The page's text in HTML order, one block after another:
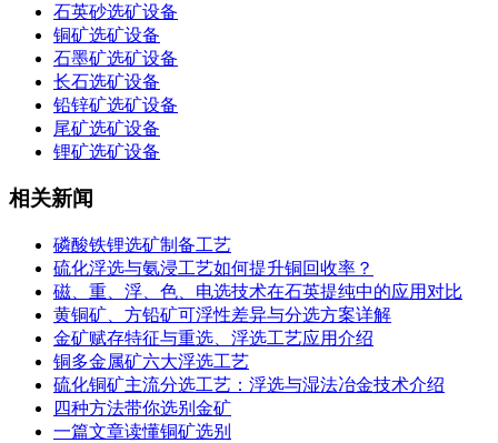
石英砂选矿设备
铜矿选矿设备
石墨矿选矿设备
长石选矿设备
铅锌矿选矿设备
尾矿选矿设备
锂矿选矿设备
相关新闻
磷酸铁锂选矿制备工艺
硫化浮选与氨浸工艺如何提升铜回收率？
磁、重、浮、色、电选技术在石英提纯中的应用对比
黄铜矿、方铅矿可浮性差异与分选方案详解
金矿赋存特征与重选、浮选工艺应用介绍
铜多金属矿六大浮选工艺
硫化铜矿主流分选工艺：浮选与湿法冶金技术介绍
四种方法带你选别金矿
一篇文章读懂铜矿选别